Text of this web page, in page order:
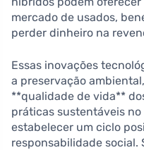
mercado de usados,
perder dinheiro na
Essas inovações
a preservação
**qualidade de vida**
práticas sustentáveis
estabelecer um ciclo
responsabilidade social.